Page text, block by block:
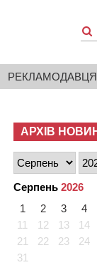
АРХІВ
Серпень 2026
1
2 3 4
11
12 13 14
21
22 23 24
31